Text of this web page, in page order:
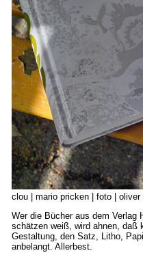
clou | mario pricken | foto | oliver
Wer die Bücher aus dem Verlag
schätzen weiß, wird ahnen, daß
Gestaltung, den Satz, Litho,
anbelangt. Allerbest.